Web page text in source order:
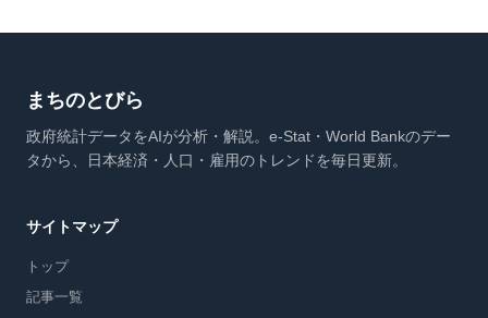
まちのとびら
政府統計データをAIが分析・解説。e-Stat・World Bankのデー
タから、日本経済・人口・雇用のトレンドを毎日更新。
サイトマップ
トップ
記事一覧